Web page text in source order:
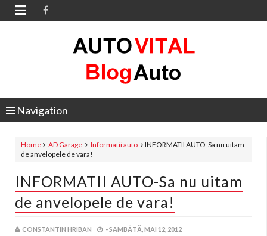

Navigation
Home AD Garage Informatii auto
INFORMATII AUTO-Sa nu uitam
de anvelopele de vara!
INFORMATII AUTO-Sa nu uitam
de anvelopele de vara!
CONSTANTIN HRIBAN -SÂMBĂTĂ, MAI 12, 2012